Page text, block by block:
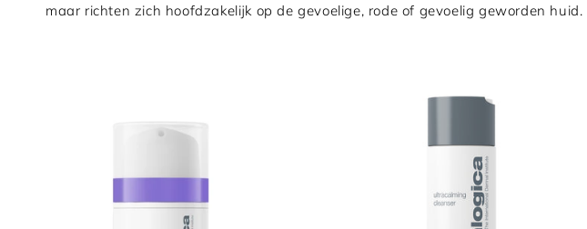
l
maar richten zich hoofdzakelijk op de gevoelige, rode of gevoelig geworden huid.